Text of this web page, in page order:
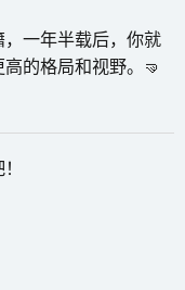
一年半载后，你就
的格局和视野。🤜